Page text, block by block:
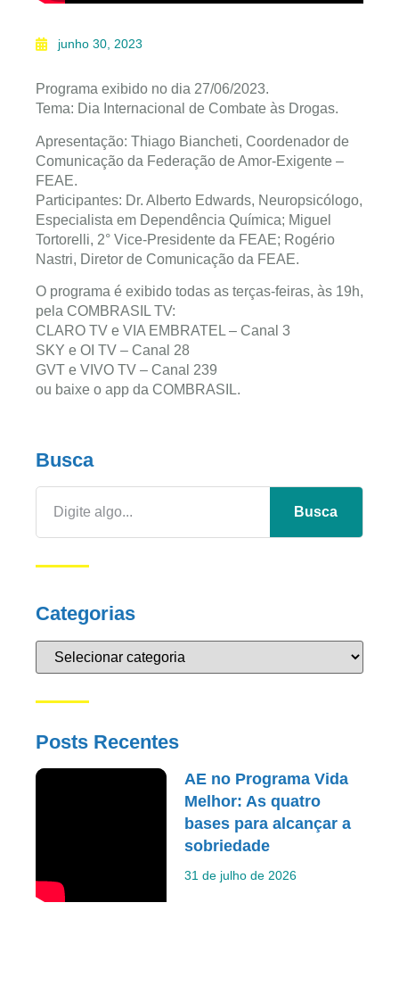
junho 30, 2023
Programa exibido no dia 27/06/2023.
Tema: Dia Internacional de Combate às Drogas.
Apresentação: Thiago Biancheti, Coordenador de
Comunicação da Federação de Amor-Exigente –
FEAE.
Participantes: Dr. Alberto Edwards, Neuropsicólogo,
Especialista em Dependência Química; Miguel
Tortorelli, 2° Vice-Presidente da FEAE; Rogério
Nastri, Diretor de Comunicação da FEAE.
O programa é exibido todas as terças-feiras, às 19h,
pela COMBRASIL TV:
CLARO TV e VIA EMBRATEL – Canal 3
SKY e OI TV – Canal 28
GVT e VIVO TV – Canal 239
ou baixe o app da COMBRASIL.
Busca
Busca
Categorias
Posts Recentes
AE no Programa Vida
Melhor: As quatro
bases para alcançar a
sobriedade
31 de julho de 2026